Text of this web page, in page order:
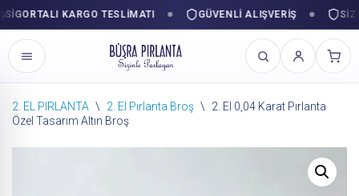
KARGO TESLIMATI GÜVENLI ALIŞVERIŞ
İçeriğe
2. EL PIRLANTA \ 2. El Pırlanta Broş \
2. El 0,04 Karat Pırlanta
Özel Tasarım Altın Broş